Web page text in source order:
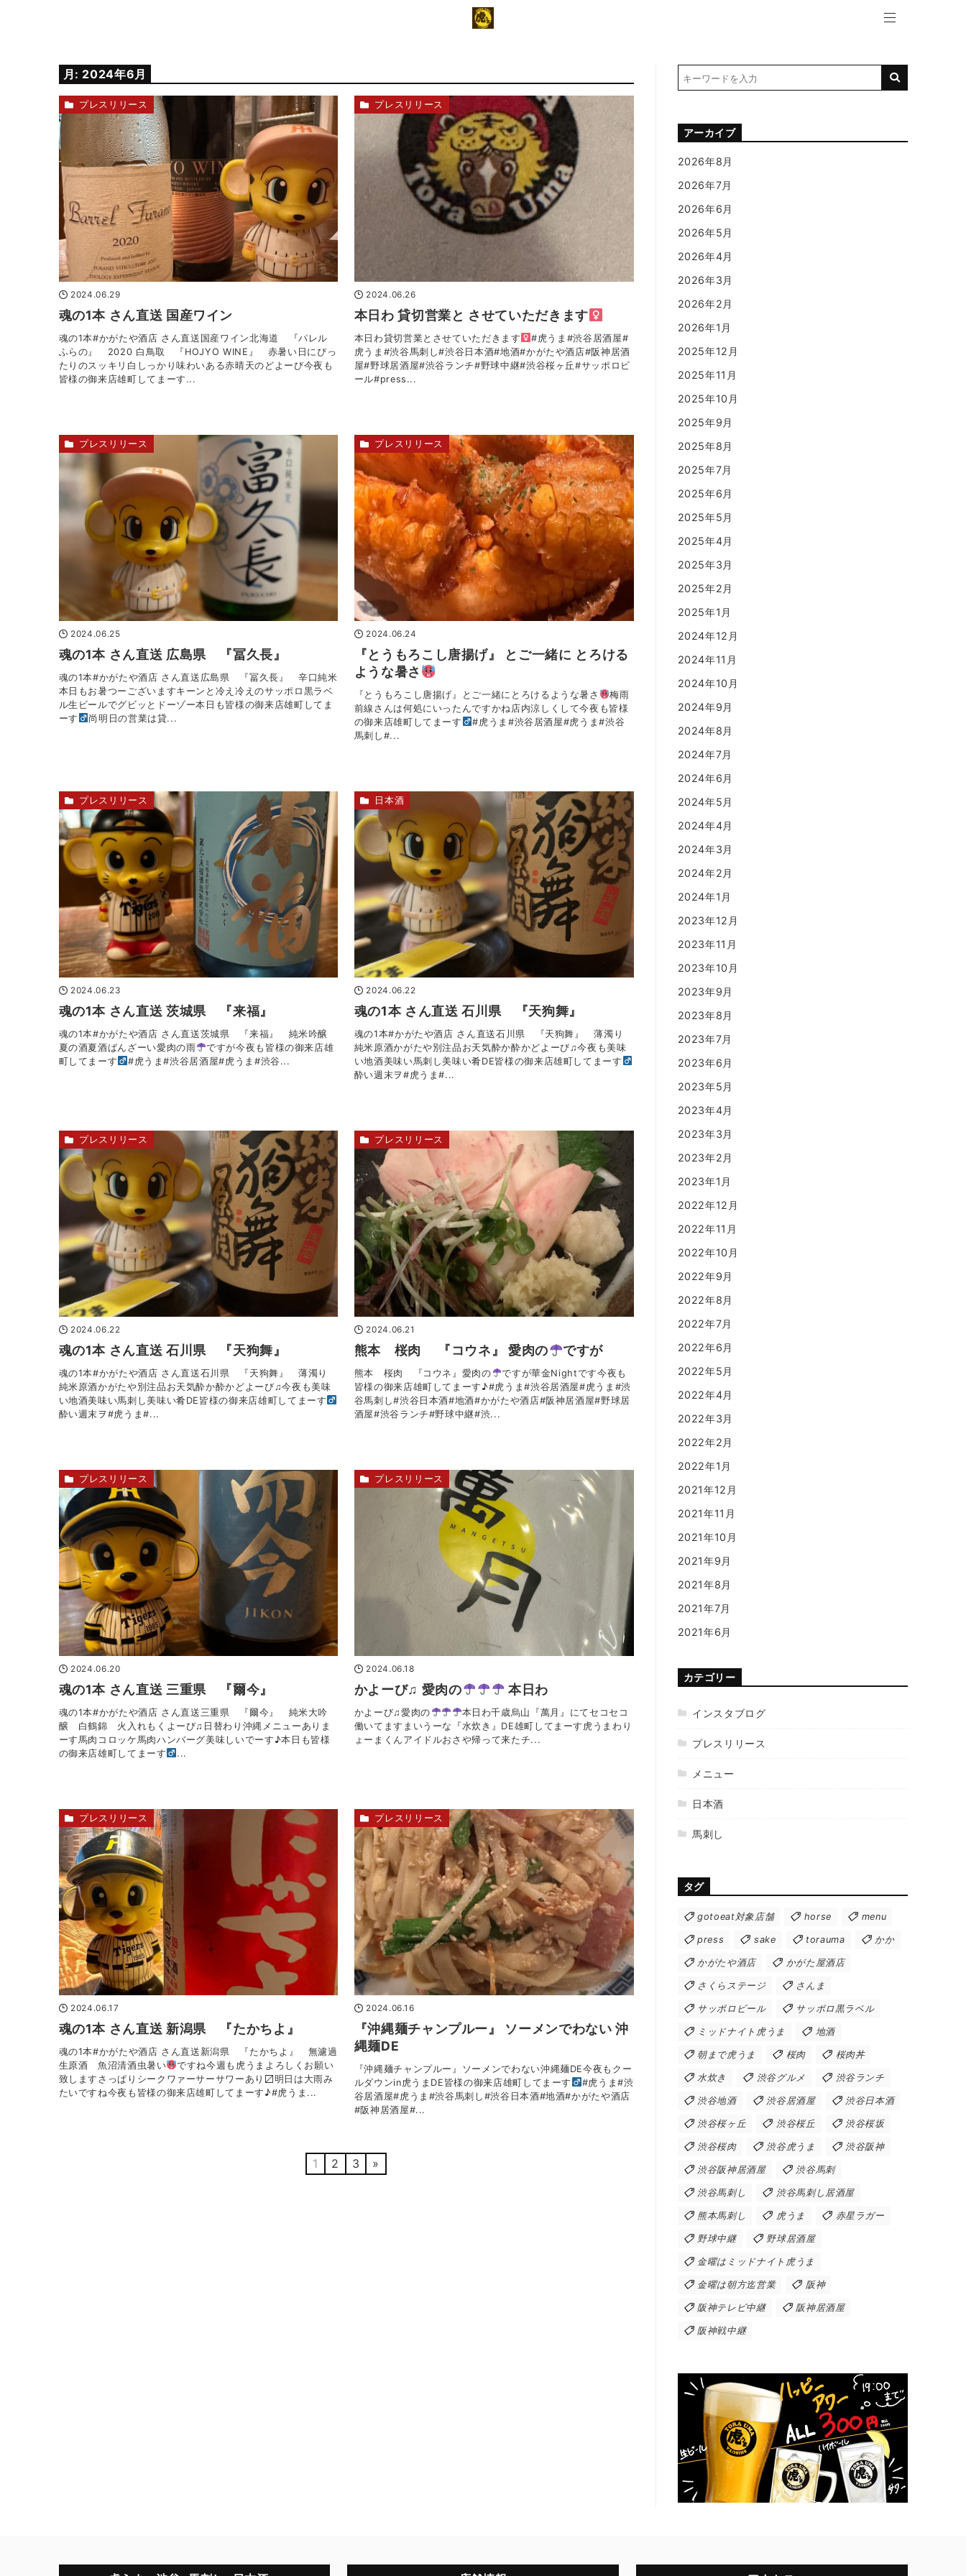
月: 2024年6月
2024.06.29
魂の1本 さん直送 国産ワイン
魂の1本#かがたや酒店 さん直送国産ワイン北海道 『パレル
ふらの』 2020 白鳥取 『HOJYO WINE』 赤暑い日にぴっ
たりのスッキリ白しっかり味わいある赤晴天️のどよーび今夜も
皆様の御来店雄町してまーす‍...
プレスリリース
2024.06.26
本日わ 貸切営業と させていただきます‍
本日わ貸切営業とさせていただきます‍
#虎うま#渋谷居酒屋#
虎うま#渋谷馬刺し#渋谷日本酒#地酒#かがたや酒店#阪神居酒
屋#野球居酒屋#渋谷ランチ#野球中継#渋谷桜ヶ丘#サッポロビ
ール#press...
プレスリリース
2024.06.25
魂の1本 さん直送 広島県 『冨久長』
魂の1本#かがたや酒店 さん直送広島県 『冨久長』 辛口純米
本日もお暑つーございますキーンと冷え冷えのサッポロ黒ラベ
ル生ビールでグビッとドーゾー本日も皆様の御来店雄町してま
ーす‍
尚明日の営業は貸...
プレスリリース
2024.06.24
『とうもろこし唐揚げ』 とご一緒に とろける
ような暑さ
『とうもろこし唐揚げ』とご一緒にとろけるような暑さ
梅雨
前線さんは何処にいったんですかね店内涼しくして今夜も皆様
の御来店雄町してまーす‍
#虎うま#渋谷居酒屋#虎うま#渋谷
馬刺し#...
プレスリリース
2024.06.23
魂の1本 さん直送 茨城県 『来福』
魂の1本#かがたや酒店 さん直送茨城県 『来福』 純米吟醸
夏の酒夏酒ばんざーい愛肉の雨
ですが今夜も皆様の御来店雄
町してまーす‍
#虎うま#渋谷居酒屋#虎うま#渋谷...
プレスリリース
2024.06.22
魂の1本 さん直送 石川県 『天狗舞』
魂の1本#かがたや酒店 さん直送石川県 『天狗舞』 薄濁り
純米原酒かがたや別注品お天気酔か酔かどよーび♫今夜も美味
い地酒美味い馬刺し美味い肴DE皆様の御来店雄町してまーす‍
酔い週末ヲ#虎うま#...
日本酒
2024.06.22
魂の1本 さん直送 石川県 『天狗舞』
魂の1本#かがたや酒店 さん直送石川県 『天狗舞』 薄濁り
純米原酒かがたや別注品お天気酔か酔かどよーび♫今夜も美味
い地酒美味い馬刺し美味い肴DE皆様の御来店雄町してまーす‍
酔い週末ヲ#虎うま#...
プレスリリース
2024.06.21
熊本 桜肉 『コウネ』 愛肉の ですが
熊本 桜肉 『コウネ』愛肉の
ですが華金Nightです今夜も
皆様の御来店雄町してまーす♪#虎うま#渋谷居酒屋#虎うま#渋
谷馬刺し#渋谷日本酒#地酒#かがたや酒店#阪神居酒屋#野球居
酒屋#渋谷ランチ#野球中継#渋...
プレスリリース
2024.06.20
魂の1本 さん直送 三重県 『爾今』
魂の1本#かがたや酒店 さん直送三重県 『爾今』 純米大吟
醸 白鶴錦 火入れもくよーび♫日替わり沖縄メニューありま
ーす馬肉コロッケ馬肉ハンバーグ美味しいでーす♪本日も皆様
の御来店雄町してまーす‍
...
プレスリリース
2024.06.18
かよーび♫ 愛肉の 本日わ
かよーび♫愛肉の
本日わ千歳烏山『萬月』にてセコセコ
働いてますまいうーな『水炊き』DE雄町してまーす虎うまわり
ょーまくんアイドルおさや帰って来たチ...
プレスリリース
2024.06.17
魂の1本 さん直送 新潟県 『たかちよ』
魂の1本#かがたや酒店 さん直送新潟県 『たかちよ』 無濾過
生原酒 魚沼清酒虫暑い
ですね今週も虎うまよろしくお願い
致しますさっぱりシークワァーサーサワーあり〼明日は大雨み
たいですね今夜も皆様の御来店雄町してまーす♪#虎うま...
プレスリリース
2024.06.16
『沖縄麺チャンプルー』 ソーメンでわない 沖
縄麺DE
『沖縄麺チャンプルー』ソーメンでわない沖縄麺DE今夜もクー
ルダウンin虎うまDE皆様の御来店雄町してまーす‍
#虎うま#渋
谷居酒屋#虎うま#渋谷馬刺し#渋谷日本酒#地酒#かがたや酒店
#阪神居酒屋#...
プレスリリース
1 2 3 »
アーカイブ
2026年8月
2026年7月
2026年6月
2026年5月
2026年4月
2026年3月
2026年2月
2026年1月
2025年12月
2025年11月
2025年10月
2025年9月
2025年8月
2025年7月
2025年6月
2025年5月
2025年4月
2025年3月
2025年2月
2025年1月
2024年12月
2024年11月
2024年10月
2024年9月
2024年8月
2024年7月
2024年6月
2024年5月
2024年4月
2024年3月
2024年2月
2024年1月
2023年12月
2023年11月
2023年10月
2023年9月
2023年8月
2023年7月
2023年6月
2023年5月
2023年4月
2023年3月
2023年2月
2023年1月
2022年12月
2022年11月
2022年10月
2022年9月
2022年8月
2022年7月
2022年6月
2022年5月
2022年4月
2022年3月
2022年2月
2022年1月
2021年12月
2021年11月
2021年10月
2021年9月
2021年8月
2021年7月
2021年6月
カテゴリー
インスタブログ
プレスリリース
メニュー
日本酒
馬刺し
タグ
gotoeat対象店舗 horse menu
press sake torauma かか
かがたや酒店 かがた屋酒店
さくらステージ さんま
サッポロビール サッポロ黒ラベル
ミッドナイト虎うま 地酒
朝まで虎うま 桜肉 桜肉丼
水炊き 渋谷グルメ 渋谷ランチ
渋谷地酒 渋谷居酒屋 渋谷日本酒
渋谷桜ヶ丘 渋谷桜丘 渋谷桜坂
渋谷桜肉 渋谷虎うま 渋谷阪神
渋谷阪神居酒屋 渋谷馬刺
渋谷馬刺し 渋谷馬刺し居酒屋
熊本馬刺し 虎うま 赤星ラガー
野球中継 野球居酒屋
金曜はミッドナイト虎うま
金曜は朝方迄営業 阪神
阪神テレビ中継 阪神居酒屋
阪神戦中継